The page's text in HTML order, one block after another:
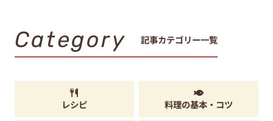
Category 記事カテゴリー一覧
レシピ 料理の基本・コツ